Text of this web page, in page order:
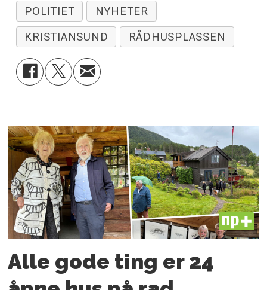
POLITIET
NYHETER
KRISTIANSUND
RÅDHUSPLASSEN
PLUS
Alle gode ting er 24